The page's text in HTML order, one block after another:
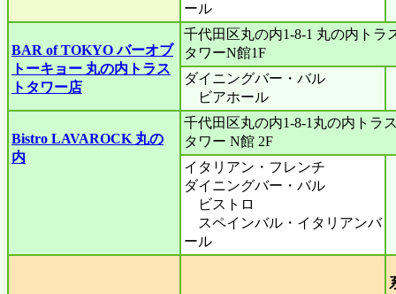
ール
BAR of TOKYO バーオブ
トーキョー 丸の内トラス
トタワー店
千代田区丸の内1-8-1 丸の内トラ
タワーN館1F
ダイニングバー・バル
ビアホール
Bistro LAVAROCK 丸の
内
千代田区丸の内1-8-1丸の内トラ
タワー N館 2F
イタリアン・フレンチ
ダイニングバー・バル
ビストロ
スペインバル・イタリアンバ
ール